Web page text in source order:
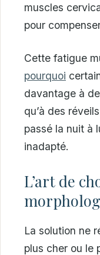
muscles
pour
Cette fatigue
pourquoi
davantage à
qu’à des
passé la nuit à
inadapté.
L’art de
La solution ne
plus cher ou le